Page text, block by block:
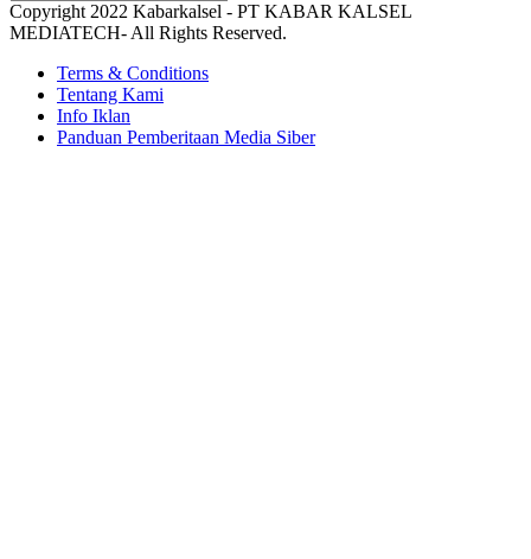
Copyright 2022 Kabarkalsel - PT KABAR KALSEL
MEDIATECH- All Rights Reserved.
Terms & Conditions
Tentang Kami
Info Iklan
Panduan Pemberitaan Media Siber